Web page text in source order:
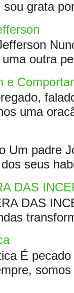
grata
outra
e
uma
Um padre
seus
DAS
DAS
É